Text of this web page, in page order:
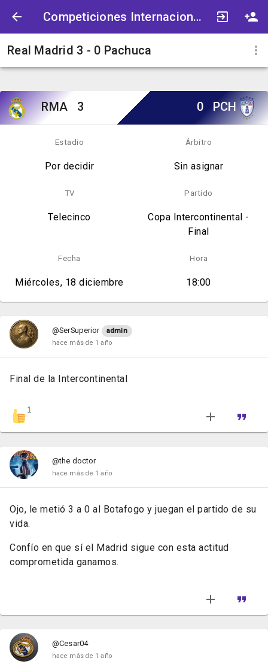
Competiciones Internacionales
Real Madrid 3 - 0 Pachuca
RMA 3 0 PCH
Estadio
Por decidir
Árbitro
Sin asignar
TV
Telecinco
Partido
Copa Intercontinental -
Final
Fecha
Miércoles, 18 diciembre
Hora
18:00
@SerSuperior
admin
hace más de 1 año
Final de la Intercontinental
1
@the doctor
hace más de 1 año
Ojo, le metió 3 a 0 al Botafogo y juegan el partido de su
vida.
Confío en que sí el Madrid sigue con esta actitud
comprometida ganamos.
@Cesar04
hace más de 1 año